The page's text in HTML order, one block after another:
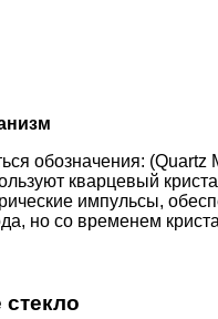
обозначения: (Quartz
кварцевый
импульсы,
но со временем